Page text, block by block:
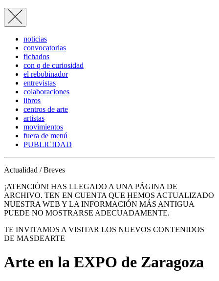
noticias
convocatorias
fichados
con q de curiosidad
el rebobinador
entrevistas
colaboraciones
libros
centros de arte
artistas
movimientos
fuera de menú
PUBLICIDAD
Actualidad / Breves
¡ATENCIÓN! HAS LLEGADO A UNA PÁGINA DE
ARCHIVO. TEN EN CUENTA QUE HEMOS ACTUALIZADO
NUESTRA WEB Y LA INFORMACIÓN MÁS ANTIGUA
PUEDE NO MOSTRARSE ADECUADAMENTE.
TE INVITAMOS A VISITAR LOS NUEVOS CONTENIDOS
DE MASDEARTE
Arte en la EXPO de Zaragoza